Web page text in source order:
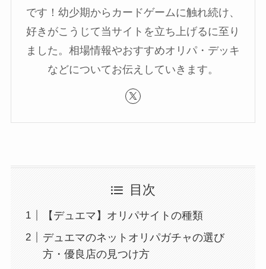
です！幼少期からカードゲームに触れ続け、
好きがこうじて当サイトを立ち上げるに至り
ました。相場情報やおすすめオリパ・デッキ
などについてお伝えしていきます。
目次
【デュエマ】オリパサイトの種類
デュエマのネットオリパガチャの選び
方・優良店の見つけ方